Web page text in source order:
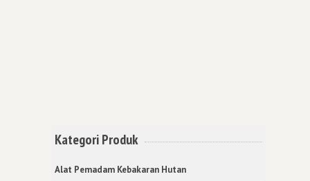
Kategori Produk
Alat Pemadam Kebakaran Hutan